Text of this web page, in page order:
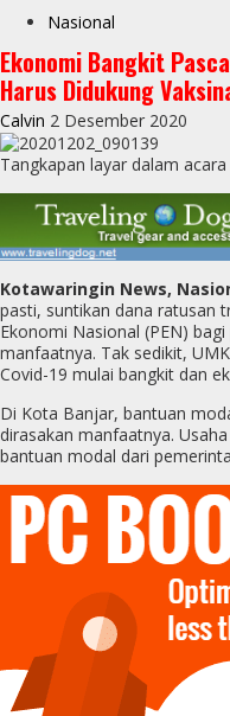
Nasional
Ekonomi Bangkit
Harus Didukung
Calvin 2 Desember 2020
Tangkapan layar dalam
Kotawaringin News,
pasti, suntikan dana ratusan
Ekonomi Nasional (PEN)
manfaatnya. Tak sedikit,
Covid-19 mulai bangkit dan
Di Kota Banjar, bantuan
dirasakan manfaatnya.
bantuan modal dari